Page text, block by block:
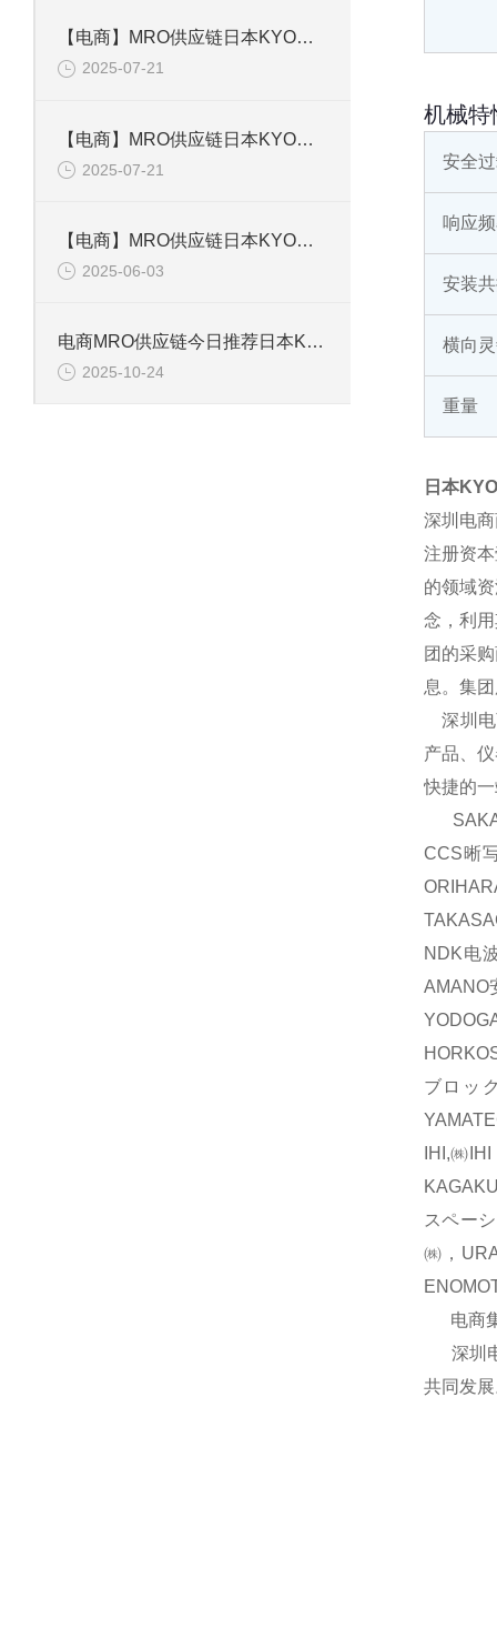
【电商】MRO供应链日本KYOWA共和 应变片 KFGS-1-120-D16-11L5M3S
2025-07-21
【电商】MRO供应链日本KYOWA共和 通用箔式应变片KFGS-2-350-D1-23
2025-07-21
【电商】MRO供应链日本KYOWA共和 小型通用显示器WGI-400A-00E
2025-06-03
电商MRO供应链今日推荐日本KYOWA共和电业应变片KFGS-1-120-D17-11 L3M2S
2025-10-24
机械特
安全
响应
安装
横向
重量
日本
深圳电
注册资
的领域
念，利
团的采
息。集
深圳电
产品、
快捷的
CCS晰
NDK电
AMANO
ブロッ
IHI,㈱
スペー
㈱，
电商集
深圳电
共同发